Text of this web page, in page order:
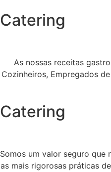
Catering
As nossas receitas
Cozinheiros, Empregados
Catering
Somos um valor seguro que
as mais rigorosas práticas